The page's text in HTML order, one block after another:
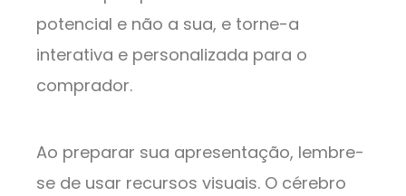
potencial e não a sua, e torne-a
interativa e personalizada para o
comprador.
Ao preparar sua apresentação, lembre-
se de usar recursos visuais. O cérebro